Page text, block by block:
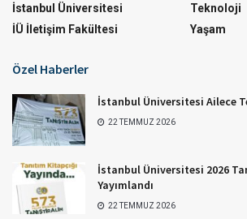
İstanbul Üniversitesi
İÜ İletişim Fakültesi
Teknoloji
Yaşam
Özel Haberler
İstanbul Üniversitesi Ailece
22 TEMMUZ 2026
İstanbul Üniversitesi 2026
Yayımlandı
22 TEMMUZ 2026